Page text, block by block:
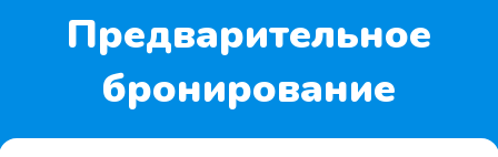
Предварительное
бронирование